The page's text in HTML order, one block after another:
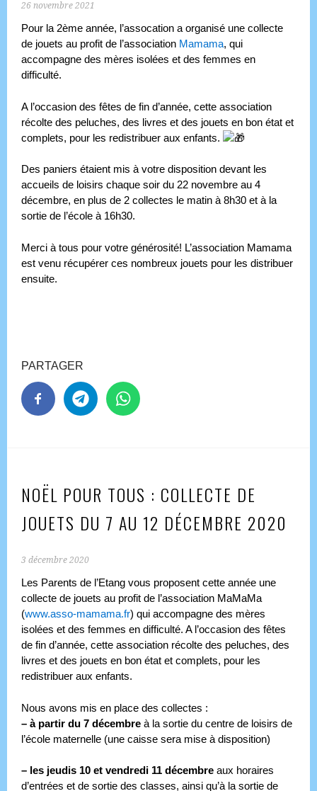
26 novembre 2021
Pour la 2ème année, l’assocation a organisé une collecte
de jouets au profit de l’association Mamama, qui
accompagne des mères isolées et des femmes en
difficulté.
A l’occasion des fêtes de fin d’année, cette association
récolte des peluches, des livres et des jouets en bon état et
complets, pour les redistribuer aux enfants.
Des paniers étaient mis à votre disposition devant les
accueils de loisirs chaque soir du 22 novembre au 4
décembre, en plus de 2 collectes le matin à 8h30 et à la
sortie de l’école à 16h30.
Merci à tous pour votre générosité! L’association Mamama
est venu récupérer ces nombreux jouets pour les distribuer
ensuite.
PARTAGER
NOËL POUR TOUS : COLLECTE DE
JOUETS DU 7 AU 12 DÉCEMBRE 2020
3 décembre 2020
Les Parents de l’Etang vous proposent cette année une
collecte de jouets au profit de l’association MaMaMa
(www.asso-mamama.fr) qui accompagne des mères
isolées et des femmes en difficulté. A l’occasion des fêtes
de fin d’année, cette association récolte des peluches, des
livres et des jouets en bon état et complets, pour les
redistribuer aux enfants.
Nous avons mis en place des collectes :
– à partir du 7 décembreà la sortie du centre de loisirs de
l’école maternelle (une caisse sera mise à disposition)
– les jeudis 10 et vendredi 11 décembre aux horaires
d’entrées et de sortie des classes, ainsi qu’à la sortie de